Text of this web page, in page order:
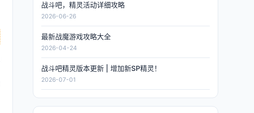
战斗吧，精灵活动详细攻略
2026-06-26
最新战魔游戏攻略大全
2026-04-24
战斗吧精灵版本更新 | 增加新SP精灵！
2026-07-01